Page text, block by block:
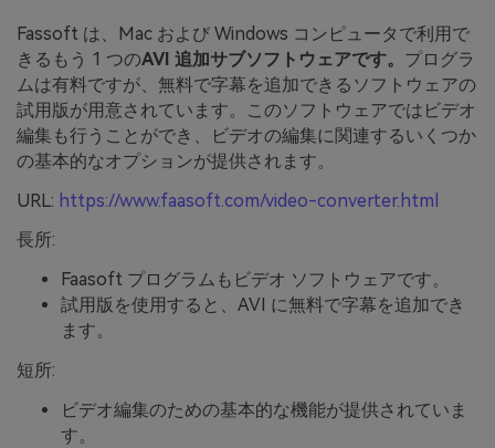
Fassoft は、Mac および Windows コンピュータで利用で
きるもう 1 つのAVI 追加サブソフトウェアです。 プログラ
ムは有料ですが、無料で字幕を追加できるソフトウェアの
試用版が用意されています。このソフトウェアではビデオ
編集も行うことができ、ビデオの編集に関連するいくつか
の基本的なオプションが提供されます。
URL: https://www.faasoft.com/video-converter.html
長所:
Faasoft プログラムもビデオ ソフトウェアです。
試用版を使用すると、AVI に無料で字幕を追加でき
ます。
短所:
ビデオ編集のための基本的な機能が提供されていま
す。